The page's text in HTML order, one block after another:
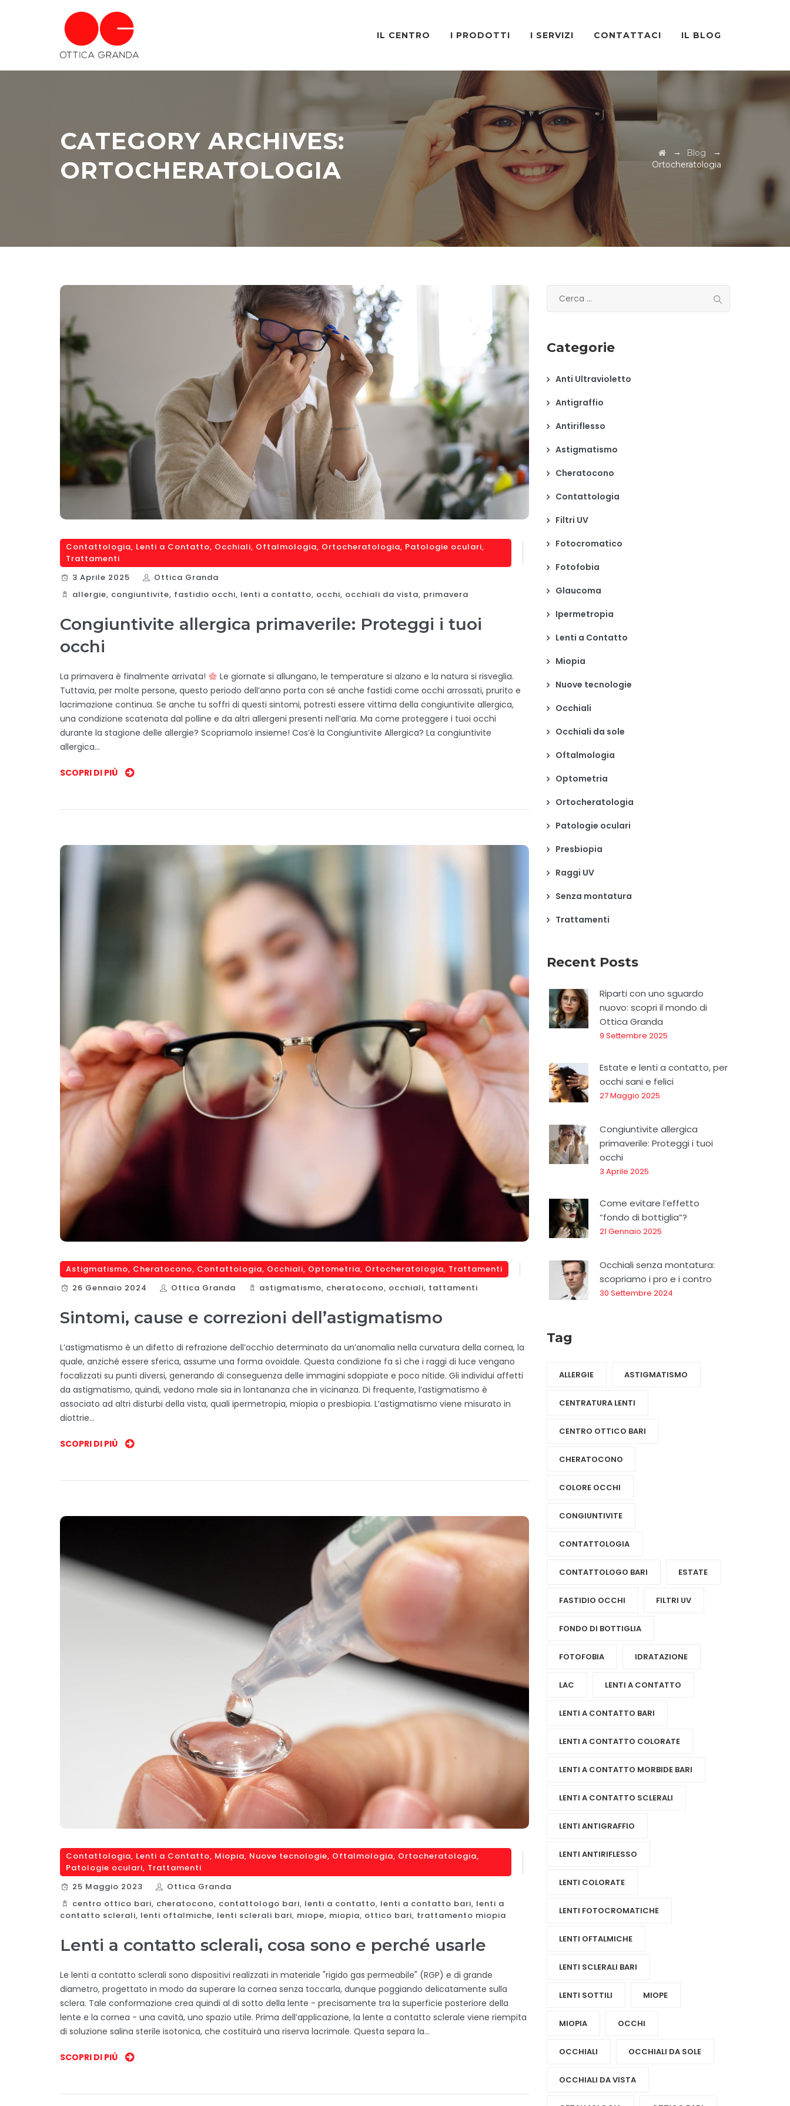
IL CENTRO I PRODOTTI I SERVIZI CONTATTACI IL BLOG
CATEGORY ARCHIVES:
ORTOCHERATOLOGIA
→ Blog →
Ortocheratologia
Contattologia, Lenti a Contatto, Occhiali, Oftalmologia, Ortocheratologia, Patologie oculari,
Trattamenti
3 Aprile 2025
Ottica Granda
allergie, congiuntivite, fastidio occhi, lenti a contatto, occhi, occhiali da vista, primavera
Congiuntivite allergica primaverile: Proteggi i tuoi
occhi
La primavera è finalmente arrivata!
Le giornate si allungano, le temperature si alzano e la natura si risveglia.
Tuttavia, per molte persone, questo periodo dell’anno porta con sé anche fastidi come occhi arrossati, prurito e
lacrimazione continua. Se anche tu soffri di questi sintomi, potresti essere vittima della congiuntivite allergica,
una condizione scatenata dal polline e da altri allergeni presenti nell’aria. Ma come proteggere i tuoi occhi
durante la stagione delle allergie? Scopriamolo insieme! Cos’è la Congiuntivite Allergica? La congiuntivite
allergica…
SCOPRI DI PIÙ
Astigmatismo, Cheratocono, Contattologia, Occhiali, Optometria, Ortocheratologia, Trattamenti
26 Gennaio 2024
Ottica Granda astigmatismo, cheratocono, occhiali, tattamenti
Sintomi, cause e correzioni dell’astigmatismo
L’astigmatismo è un difetto di refrazione dell’occhio determinato da un’anomalia nella curvatura della cornea, la
quale, anziché essere sferica, assume una forma ovoidale. Questa condizione fa sì che i raggi di luce vengano
focalizzati su punti diversi, generando di conseguenza delle immagini sdoppiate e poco nitide. Gli individui affetti
da astigmatismo, quindi, vedono male sia in lontananza che in vicinanza. Di frequente, l’astigmatismo è
associato ad altri disturbi della vista, quali ipermetropia, miopia o presbiopia. L’astigmatismo viene misurato in
diottrie…
SCOPRI DI PIÙ
Contattologia, Lenti a Contatto, Miopia, Nuove tecnologie, Oftalmologia, Ortocheratologia,
Patologie oculari, Trattamenti
25 Maggio 2023
Ottica Granda
centro ottico bari, cheratocono, contattologo bari, lenti a contatto, lenti a contatto bari, lenti a
contatto sclerali, lenti oftalmiche, lenti sclerali bari, miope, miopia, ottico bari, trattamento miopia
Lenti a contatto sclerali, cosa sono e perché usarle
Le lenti a contatto sclerali sono dispositivi realizzati in materiale "rigido gas permeabile" (RGP) e di grande
diametro, progettato in modo da superare la cornea senza toccarla, dunque poggiando delicatamente sulla
sclera. Tale conformazione crea quindi al di sotto della lente - precisamente tra la superficie posteriore della
lente e la cornea - una cavità, uno spazio utile. Prima dell’applicazione, la lente a contatto sclerale viene riempita
di soluzione salina sterile isotonica, che costituirà una riserva lacrimale. Questa separa la…
SCOPRI DI PIÙ
Categorie
Anti Ultravioletto
Antigraffio
Antiriflesso
Astigmatismo
Cheratocono
Contattologia
Filtri UV
Fotocromatico
Fotofobia
Glaucoma
Ipermetropia
Lenti a Contatto
Miopia
Nuove tecnologie
Occhiali
Occhiali da sole
Oftalmologia
Optometria
Ortocheratologia
Patologie oculari
Presbiopia
Raggi UV
Senza montatura
Trattamenti
Recent Posts
Riparti con uno sguardo
nuovo: scopri il mondo di
Ottica Granda
9 Settembre 2025
Estate e lenti a contatto, per
occhi sani e felici
27 Maggio 2025
Congiuntivite allergica
primaverile: Proteggi i tuoi
occhi
3 Aprile 2025
Come evitare l’effetto
“fondo di bottiglia”?
21 Gennaio 2025
Occhiali senza montatura:
scopriamo i pro e i contro
30 Settembre 2024
Tag
ALLERGIE ASTIGMATISMO
CENTRATURA LENTI
CENTRO OTTICO BARI
CHERATOCONO
COLORE OCCHI
CONGIUNTIVITE
CONTATTOLOGIA
CONTATTOLOGO BARI ESTATE
FASTIDIO OCCHI FILTRI UV
FONDO DI BOTTIGLIA
FOTOFOBIA IDRATAZIONE
LAC LENTI A CONTATTO
LENTI A CONTATTO BARI
LENTI A CONTATTO COLORATE
LENTI A CONTATTO MORBIDE BARI
LENTI A CONTATTO SCLERALI
LENTI ANTIGRAFFIO
LENTI ANTIRIFLESSO
LENTI COLORATE
LENTI FOTOCROMATICHE
LENTI OFTALMICHE
LENTI SCLERALI BARI
LENTI SOTTILI MIOPE
MIOPIA OCCHI
OCCHIALI OCCHIALI DA SOLE
OCCHIALI DA VISTA